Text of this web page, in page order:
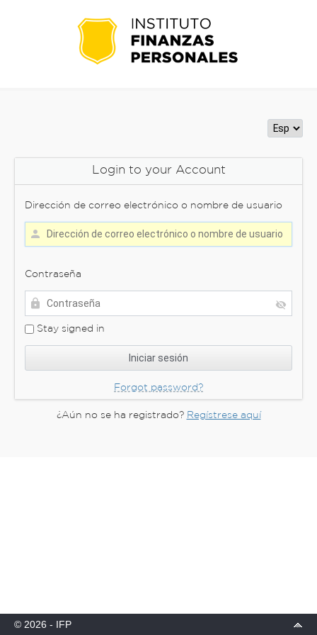
Login to your Account
Dirección de correo electrónico o nombre de usuario
Contraseña
Stay signed in
Forgot password?
¿Aún no se ha registrado? Regístrese aquí
© 2026 - IFP